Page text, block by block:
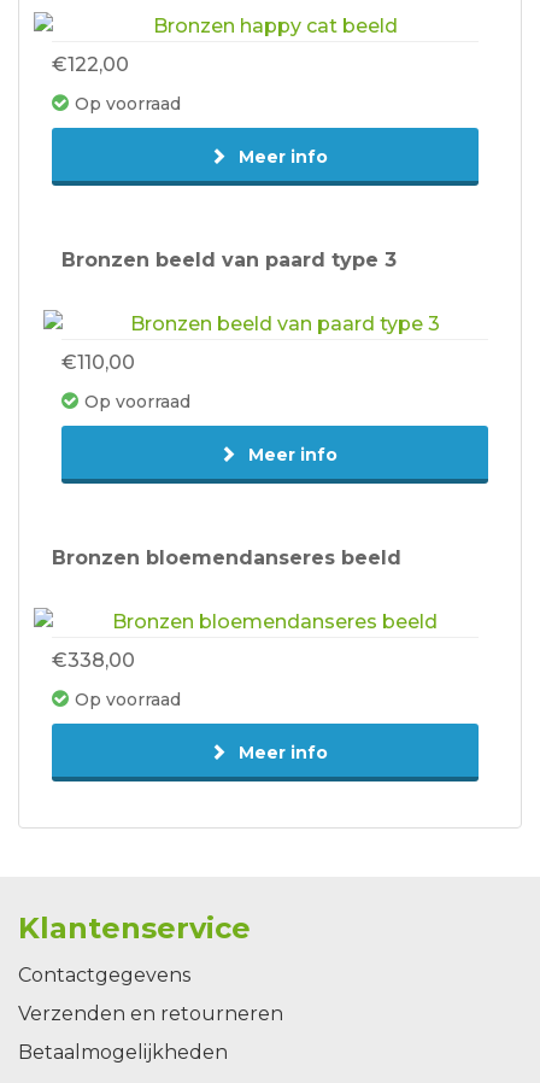
€122,00
Op voorraad
Meer info
Bronzen beeld van paard type 3
€110,00
Op voorraad
Meer info
Bronzen bloemendanseres beeld
€338,00
Op voorraad
Meer info
Klantenservice
Contactgegevens
Verzenden en retourneren
Betaalmogelijkheden